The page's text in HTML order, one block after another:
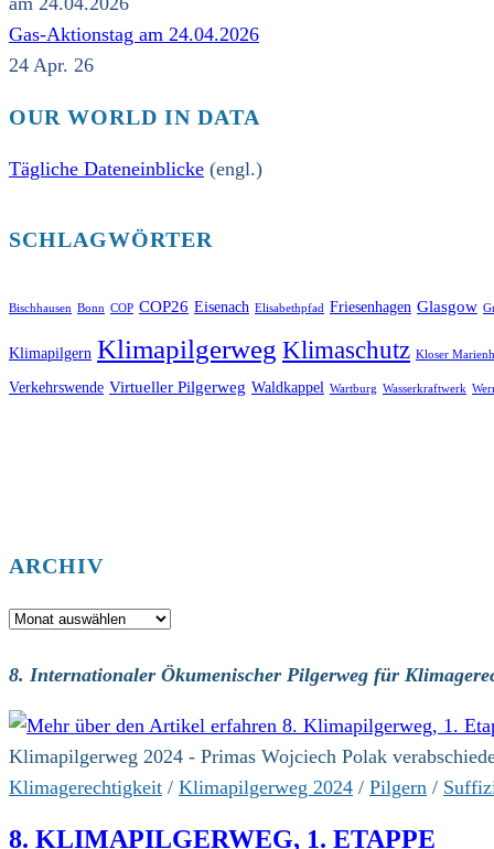
Gas-Aktionstag am 24.04.2026
24 Apr. 26
OUR WORLD IN DATA
Tägliche Dateneinblicke (engl.)
SCHLAGWÖRTER
Bischhausen Bonn COP COP26 Eisenach Elisabethpfad Friesenhagen Glasgow
Klimapilgern Klimapilgerweg Klimaschutz Kloser
Verkehrswende Virtueller Pilgerweg Waldkappel Wartburg Wasserkraftwerk
ARCHIV
Archiv
8. Internationaler Ökumenischer Pilgerweg für
Klimapilgerweg 2024 - Primas Wojciech Polak
Klimagerechtigkeit / Klimapilgerweg 2024 / Pilgern /
8. KLIMAPILGERWEG, 1. ETAPPE